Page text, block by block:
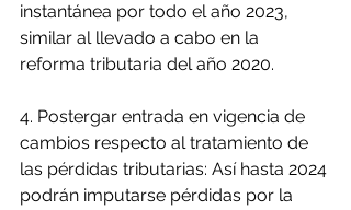
instantánea por todo el año 2023,
similar al llevado a cabo en la
reforma tributaria del año 2020.
4. Postergar entrada en vigencia de
cambios respecto al tratamiento de
las pérdidas tributarias: Así hasta 2024
podrán imputarse pérdidas por la